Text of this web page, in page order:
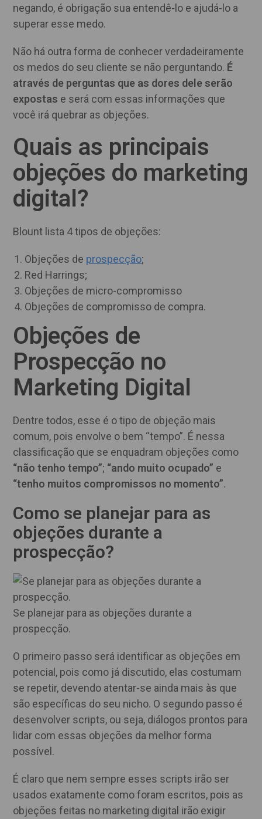
negando, é obrigação sua entendê-lo e ajudá-lo a
superar esse medo.
Não há outra forma de conhecer verdadeiramente
os medos do seu cliente se não perguntando. É
através de perguntas que as dores dele serão
expostas e será com essas informações que
você irá quebrar as objeções.
Quais as principais
objeções do marketing
digital?
Blount lista 4 tipos de objeções:
Objeções de prospecção;
Red Harrings;
Objeções de micro-compromisso
Objeções de compromisso de compra.
Objeções de
Prospecção no
Marketing Digital
Dentre todos, esse é o tipo de objeção mais
comum, pois envolve o bem “tempo”. É nessa
classificação que se enquadram objeções como
“não tenho tempo”; “ando muito ocupado” e
“tenho muitos compromissos no momento”.
Como se planejar para as
objeções durante a
prospecção?
Se planejar para as objeções durante a
prospecção.
O primeiro passo será identificar as objeções em
potencial, pois como já discutido, elas costumam
se repetir, devendo atentar-se ainda mais às que
são específicas do seu nicho. O segundo passo é
desenvolver scripts, ou seja, diálogos prontos para
lidar com essas objeções da melhor forma
possível.
É claro que nem sempre esses scripts irão ser
usados exatamente como foram escritos, pois as
objeções feitas no marketing digital irão exigir